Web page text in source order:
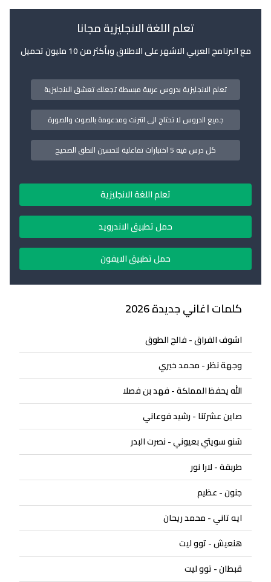
تعلم اللغة الانجليزية مجانا
مع البرنامج العربي الاشهر على الاطلاق وبأكثر من 10 مليون تحميل
تعلم الانجليزية بدروس عربية مبسطة تجعلك تعشق الانجليزية
جميع الدروس لا تحتاج الى انترنت ومدعومة بالصوت والصورة
كل درس فيه 5 اختبارات تفاعلية لتحسين النطق الصحيح
تعلم اللغة الانجليزية
حمل تطبيق الاندرويد
حمل تطبيق الايفون
كلمات اغاني جديدة 2026
اشوف الفراق - فالح الطوق
وجهة نظر - محمد خيري
الله يحفظ المملكة - فهد بن فصلا
صاين عشرتنا - رشيد فوعاني
شنو سويتي بعيوني - نصرت البدر
طربقة - لارا نور
جنون - عظيم
ايه تاني - محمد ريحان
هنعيش - توو ليت
قبطان - توو ليت